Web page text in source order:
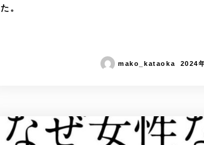
た。
mako_kataoka 2024